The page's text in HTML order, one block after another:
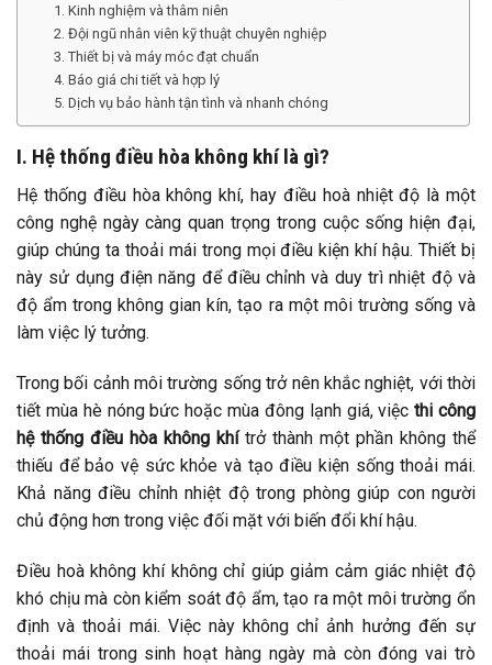
1. Kinh nghiệm và thâm niên
2. Đội ngũ nhân viên kỹ thuật chuyên nghiệp
3. Thiết bị và máy móc đạt chuẩn
4. Báo giá chi tiết và hợp lý
5. Dịch vụ bảo hành tận tình và nhanh chóng
I. Hệ thống điều hòa không khí là gì?
Hệ thống điều hòa không khí, hay điều hoà nhiệt độ là một
công nghệ ngày càng quan trọng trong cuộc sống hiện đại,
giúp chúng ta thoải mái trong mọi điều kiện khí hậu. Thiết bị
này sử dụng điện năng để điều chỉnh và duy trì nhiệt độ và
độ ẩm trong không gian kín, tạo ra một môi trường sống và
làm việc lý tưởng.
Trong bối cảnh môi trường sống trở nên khắc nghiệt, với thời
tiết mùa hè nóng bức hoặc mùa đông lạnh giá, việc thi công
hệ thống điều hòa không khítrở thành một phần không thể
thiếu để bảo vệ sức khỏe và tạo điều kiện sống thoải mái.
Khả năng điều chỉnh nhiệt độ trong phòng giúp con người
chủ động hơn trong việc đối mặt với biến đổi khí hậu.
Điều hoà không khí không chỉ giúp giảm cảm giác nhiệt độ
khó chịu mà còn kiểm soát độ ẩm, tạo ra một môi trường ổn
định và thoải mái. Việc này không chỉ ảnh hưởng đến sự
thoải mái trong sinh hoạt hàng ngày mà còn đóng vai trò